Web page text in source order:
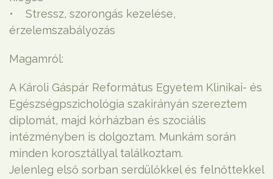
• Stressz, szorongás kezelése,
érzelemszabályozás
Magamról:
A Károli Gáspár Református Egyetem Klinikai- és
Egészségpszichológia szakirányán szereztem
diplomát, majd kórházban és szociális
intézményben is dolgoztam. Munkám során
minden korosztállyal találkoztam.
Jelenleg első sorban serdülőkkel és felnőttekkel